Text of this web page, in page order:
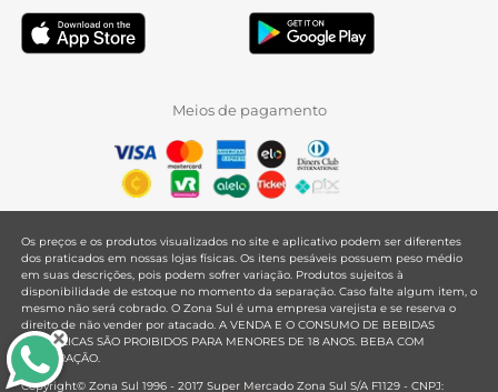
Meios de pagamento
Os preços e os produtos visualizados no site e aplicativo podem ser diferentes
dos praticados em nossas lojas físicas. Os itens pesáveis possuem peso médio
em suas descrições, pois podem sofrer variação. Produtos sujeitos à
disponibilidade de estoque no momento da separação. Caso falte algum item, o
mesmo não será cobrado. O Zona Sul é uma empresa varejista e se reserva o
direito de não vender por atacado. A VENDA E O CONSUMO DE BEBIDAS
ALCOÓLICAS SÃO PROIBIDOS PARA MENORES DE 18 ANOS. BEBA COM
MODERAÇÃO.
Copyright© Zona Sul 1996 - 2017 Super Mercado Zona Sul S/A F1129 - CNPJ: